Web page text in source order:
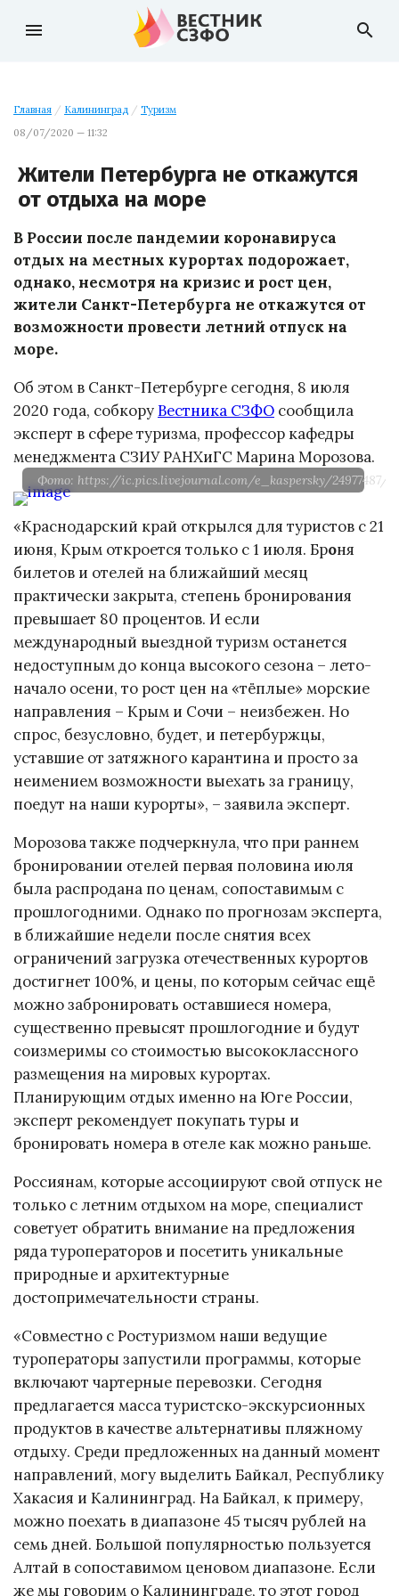
menu search
Главная / Калининград / Туризм
08/07/2020 — 11:32
Жители Петербурга не откажутся
от отдыха на море
В России после пандемии коронавируса
отдых на местных курортах подорожает,
однако, несмотря на кризис и рост цен,
жители Санкт-Петербурга не откажутся от
возможности провести летний отпуск на
море.
Об этом в Санкт-Петербурге сегодня, 8 июля
2020 года, собкоруВестника СЗФО сообщила
эксперт в сфере туризма, профессор кафедры
менеджмента СЗИУ РАНХиГС Марина Морозова.
Фото: https://ic.pics.livejournal.com/e_kaspersky/24977487/
«Краснодарский край открылся для туристов с 21
июня, Крым откроется только с 1 июля. Броня
билетов и отелей на ближайший месяц
практически закрыта, степень бронирования
превышает 80 процентов. И если
международный выездной туризм останется
недоступным до конца высокого сезона – лето-
начало осени, то рост цен на «тёплые» морские
направления – Крым и Сочи – неизбежен. Но
спрос, безусловно, будет, и петербуржцы,
уставшие от затяжного карантина и просто за
неимением возможности выехать за границу,
поедут на наши курорты», – заявила эксперт.
Морозова также подчеркнула, что при раннем
бронировании отелей первая половина июля
была распродана по ценам, сопоставимым с
прошлогодними. Однако по прогнозам эксперта,
в ближайшие недели после снятия всех
ограничений загрузка отечественных курортов
достигнет 100%, и цены, по которым сейчас ещё
можно забронировать оставшиеся номера,
существенно превысят прошлогодние и будут
соизмеримы со стоимостью высококлассного
размещения на мировых курортах.
Планирующим отдых именно на Юге России,
эксперт рекомендует покупать туры и
бронировать номера в отеле как можно раньше.
Россиянам, которые ассоциируют свой отпуск не
только с летним отдыхом на море, специалист
советует обратить внимание на предложения
ряда туроператоров и посетить уникальные
природные и архитектурные
достопримечательности страны.
«Совместно с Ростуризмом наши ведущие
туроператоры запустили программы, которые
включают чартерные перевозки. Сегодня
предлагается масса туристско-экскурсионных
продуктов в качестве альтернативы пляжному
отдыху. Среди предложенных на данный момент
направлений, могу выделить Байкал, Республику
Хакасия и Калининград. На Байкал, к примеру,
можно поехать в диапазоне 45 тысяч рублей на
семь дней. Большой популярностью пользуется
Алтай в сопоставимом ценовом диапазоне. Если
же мы говорим о Калининграде, то этот город